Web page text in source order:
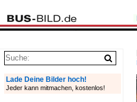
Lade Deine Bilder hoch!
Jeder kann mitmachen, kostenlos!